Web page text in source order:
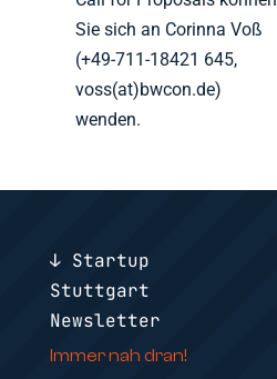
Sie sich an Corinna Voß
(+49-711-18421 645,
voss(at)bwcon.de)
wenden.
↓ Startup
Stuttgart
Newsletter
Immer nah dran!